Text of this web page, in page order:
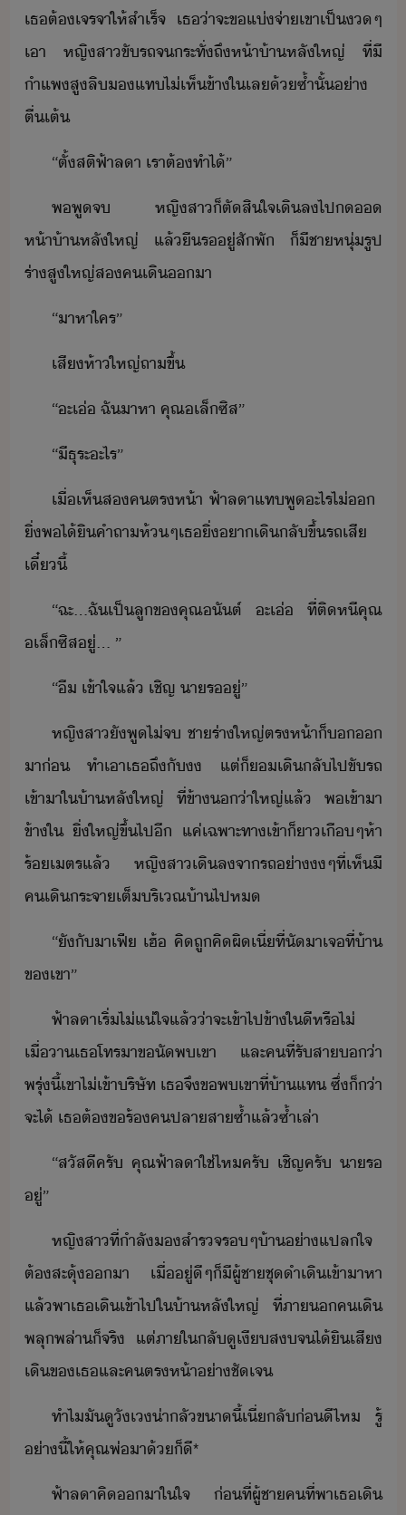
เธ​ต้​เจรจา​ให้​สำเร็จ​ ​เธ​่า​จะ​ข​แ่​จ่า​เขา​เป็​​ๆ​
เา​ ​หญิสา​ขัรถ​จระทั่​ถึ​ห้า้า​หลั​ใหญ่​ ​ที่​ี​
ำแพ​สู​ลิ​​แท​ไ่เห็​ข้าใ​เล​้ซ้ำ​ั้​่า​
ตื่เต้
“​ตั้สติ​ฟ้า​ลา​ ​เรา​ต้​ทำไ้​”
พ​พู​จ​ ​หญิสา​็​ตัสิใจ​เิล​ไป​​
ห้า้า​หลั​ใหญ่​ ​แล้​ื​ร​ู่​สัพั​ ​็​ี​ชาหุ่​รูป
ร่า​สูใหญ่​ส​ค​เิ​า
“​าหา​ใคร​”
เสี​ห้า​ใหญ่​ถา​ขึ้
“​ะ​เ่​ ​ฉั​าหา​ ​คุณ​เล็​ซิส​”
“​ีธุระ​ะไร​”
เื่​เห็​ส​คตร​ห้า​ ​ฟ้า​ลา​แท​พู​ะไร​ไ่​​ ​
ิ่​พไ้​ิ​คำถา​ห้ๆ​เธ​ิ่​า​เิ​ลั​ขึ้รถ​เสี​
เี๋ี้
“​ฉะ​...​ฉั​เป็​ลู​ข​คุณ​ัต์​ ​ะ​เ่​ ​ที่​ติ​หี​คุณ​
เล็​ซิส​ู่​...​ ​”
“​ื​ ​เข้าใจ​แล้​ ​เชิญ​ ​า​ร​ู่​”
หญิสา​ั​พู​ไ่​จ​ ​ชา​ร่า​ใหญ่​ตรห้า​็​​​
า​่​ ​ทำเา​เธ​ถึั​​ ​แต่​็​​เิ​ลั​ไป​ขัรถ​
เข้าา​ใ​้า​หลั​ใหญ่​ ​ที่​ข้า​่า​ใหญ่​แล้​ ​พ​เข้าา​
ข้าใ​ ​ิ่ใหญ่​ขึ้ไป​ี​ ​แค่​เฉพาะทา​เข้า​็​า​เื​ๆ​ห้า​
ร้​เตร​แล้​ ​หญิสา​เิล​จา​รถ​่า​​ๆ​ที่​เห็​ี​
ค​เิ​ระจา​เต็​ริเณ​้า​ไป​ห
“​ัั​าเฟี​ ​เฮ้​ ​คิ​ถู​คิผิ​เี่​ที่​ั​า​เจ​ที่​้า​
ข​เขา​”
ฟ้า​ลา​เริ่​ไ่แ่ใจ​แล้​่า​จะเข้า​ไป​ข้าใ​ี​หรืไ่​ ​
เื่า​เธ​โทรา​ขั​พ​เขา​ ​และ​คที​่​รัสา​่า​
พรุ่ี้​เขา​ไ่​เข้า​ริษัท​ ​เธ​จึ​ข​พ​เขา​ที่​้า​แท​ ​ซึ่​็​่า​
จะ​ไ้​ ​เธ​ต้​ขร้​ค​ปลา​สา​ซ้ำแล้ซ้ำเล่า
“​สัสี​ครั​ ​คุณ​ฟ้า​ลา​ใช่ไห​ครั​ ​เชิญ​ครั​ ​า​ร​
ู่​”
หญิสา​ที่​ำลั​​สำรจ​ร​ๆ​้า​่าแปลใจ​
ต้​สะุ้​า​ ​เื่​ู่ีๆ​็​ี​ผู้ชา​ชุ​ำ​เิ​เข้าา​หา​
แล้​พา​เธ​เิ​เข้าไป​ใ​้า​หลั​ใหญ่​ ​ที่​ภา​ค​เิ​
พลุพล่า​็​จริ​ ​แต่​ภาใ​ลั​ู​เีส​จไ้​ิ​เสี​
เิ​ข​เธ​และ​คตร​ห้า​่าชัเจ
ทำไ​ั​ู​ัเ​่าลั​ขา​ี้​เี่​ลั​่​ี​ไห​ ​รู้​
่าี้​ให้​คุณพ่​า​้​​็​ี​*
ฟ้า​ลา​คิ​า​ใ​ใจ​ ​่ที่​ผู้ชา​คที​่​พา​เธ​เิ​